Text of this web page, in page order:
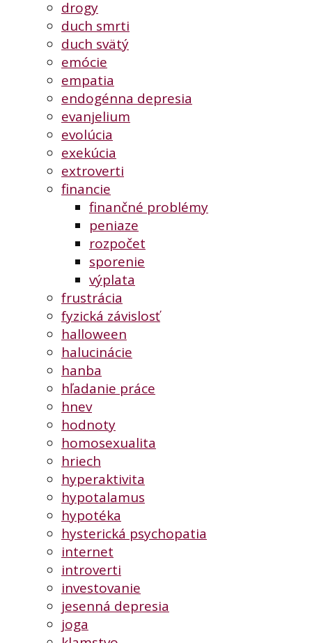
drogy
duch smrti
duch svätý
emócie
empatia
endogénna depresia
evanjelium
evolúcia
exekúcia
extroverti
financie
finančné problémy
peniaze
rozpočet
sporenie
výplata
frustrácia
fyzická závislosť
halloween
halucinácie
hanba
hľadanie práce
hnev
hodnoty
homosexualita
hriech
hyperaktivita
hypotalamus
hypotéka
hysterická psychopatia
internet
introverti
investovanie
jesenná depresia
joga